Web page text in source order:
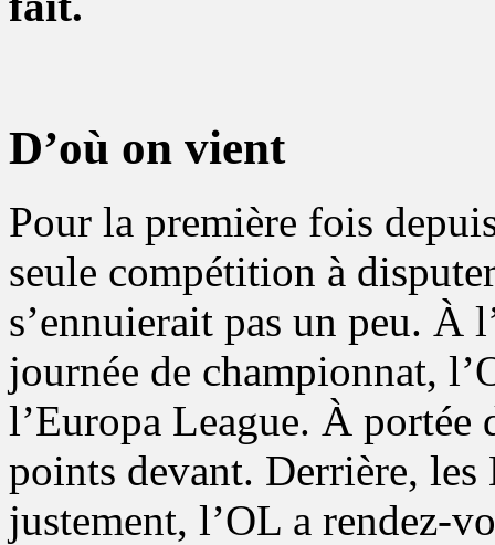
D’où on vient
Pour la première fois
seule compétition à
s’ennuierait pas un peu. À
journée de championnat,
l’Europa League. À portée
points devant. Derrière,
justement, l’OL a rendez-